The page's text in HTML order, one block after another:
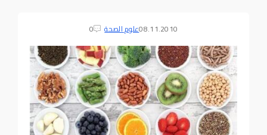
08.11.2010علوم الصحة 0